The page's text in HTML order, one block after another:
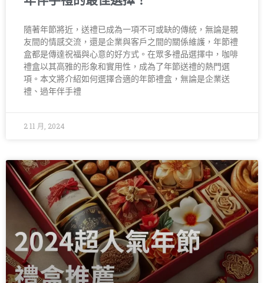
隨著年節將近，送禮已成為一項不可或缺的傳統，無論是親
友間的情感交流，還是企業與客戶之間的關係維護，年節禮
盒都是傳達祝福與心意的好方式。在眾多禮品選擇中，咖啡
禮盒以其高雅的形象和實用性，成為了年節送禮的熱門選
項。本文將介紹如何選擇合適的年節禮盒，無論是企業送
禮、過年伴手禮
2 11 月, 2024